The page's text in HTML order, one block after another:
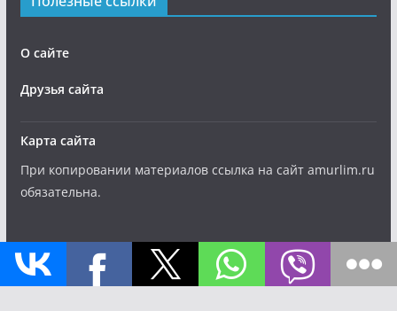
О сайте
Друзья сайта
Карта сайта
При копировании материалов ссылка на сайт amurlim.ru
обязательна.